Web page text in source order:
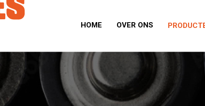
HOME OVER ONS